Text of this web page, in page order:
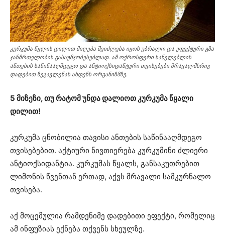
კურკუმა წყლის დილით მიღება შეიძლება იყოს უბრალო და ეფექტური გზა
ჯანმრთელობის გასაუმჯობესებლად. ამ ოქროსფერი სანელებლის
ანთების საწინააღმდეგო და ანტიოქსიდანტური თვისებები მრავალმხრივ
დადებით ზეგავლენას ახდენს ორგანიზმზე.
5 მიზეზი, თუ რატომ უნდა დალიოთ კურკუმა წყალი
დილით!
კურკუმა ცნობილია თავისი ანთების საწინააღმდეგო
თვისებებით. აქტიური ნივთიერება კურკუმინი ძლიერი
ანტიოქსიდანტია. კურკუმას წყალს, განსაკუთრებით
ლიმონის წვენთან ერთად, აქვს მრავალი სამკურნალო
თვისება.
აქ მოცემულია რამდენიმე დადებითი ეფექტი, რომელიც
ამ ინფუზიას ექნება თქვენს სხეულზე.